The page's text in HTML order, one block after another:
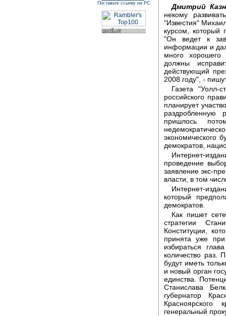
Поставьте ссылку на РС
Дмитрий
некому
"Известия"
курсом, который
"Он ведет к
информации и
много
должны
действующий
2008 году", -
Газета "Уолл-
российского
планирует
раздробленную
пришлось
экономического
демократов,
Интернет-
проведение
заявление экс-
власти, в том
Интернет-
который
демократов.
Как пишет
стратегии
Конституции,
принята уже
избираться
количество раз.
будут иметь
и новый орган
единства.
Станислава
губернатор
генеральный